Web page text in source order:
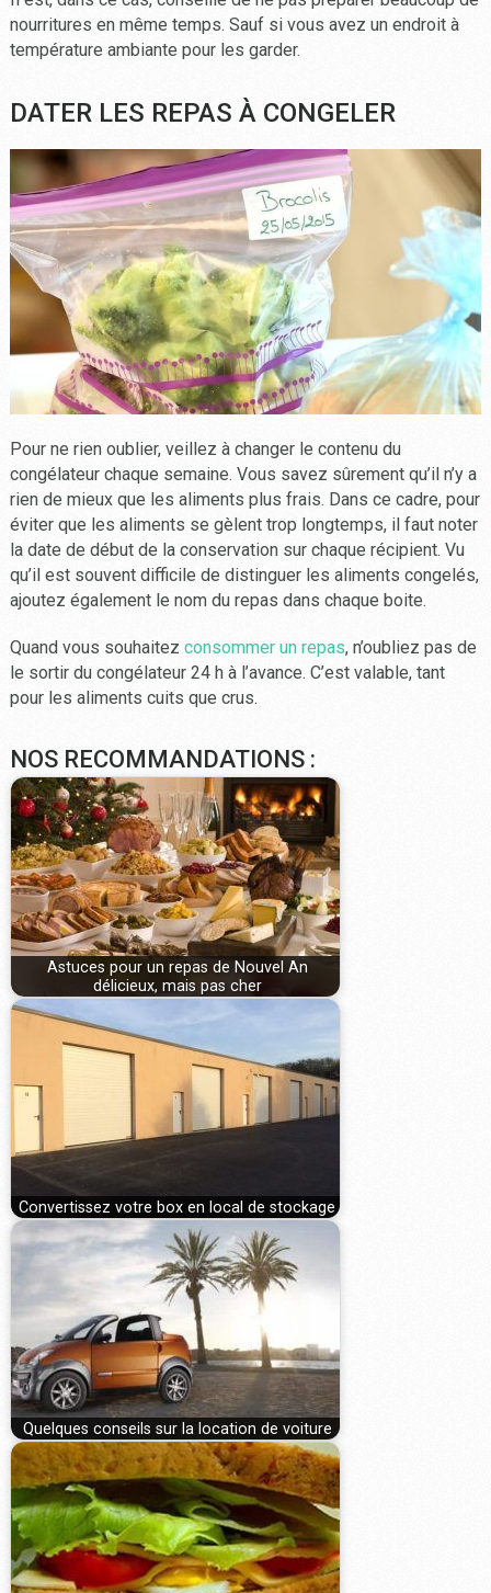
nourritures en même temps. Sauf si vous avez un endroit à
température ambiante pour les garder.
DATER LES REPAS À CONGELER
Pour ne rien oublier, veillez à changer le contenu du
congélateur chaque semaine. Vous savez sûrement qu’il n’y a
rien de mieux que les aliments plus frais. Dans ce cadre, pour
éviter que les aliments se gèlent trop longtemps, il faut noter
la date de début de la conservation sur chaque récipient. Vu
qu’il est souvent difficile de distinguer les aliments congelés,
ajoutez également le nom du repas dans chaque boite.
Quand vous souhaitez consommer un repas, n’oubliez pas de
le sortir du congélateur 24 h à l’avance. C’est valable, tant
pour les aliments cuits que crus.
NOS RECOMMANDATIONS :
Astuces pour un repas de Nouvel An
délicieux, mais pas cher
Convertissez votre box en local de stockage
Quelques conseils sur la location de voiture